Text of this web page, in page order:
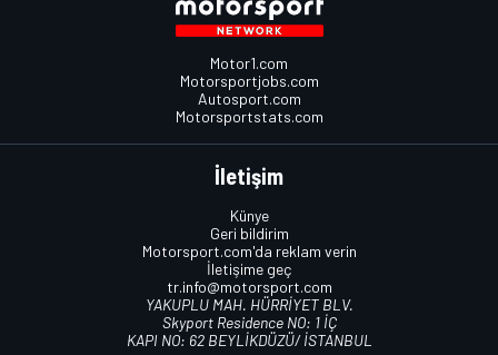
Motor1.com
Motorsportjobs.com
Autosport.com
Motorsportstats.com
İletişim
Künye
Geri bildirim
Motorsport.com'da reklam verin
İletişime geç
tr.info@motorsport.com
YAKUPLU MAH. HÜRRİYET BLV.
Skyport Residence NO: 1 İÇ
KAPI NO: 62 BEYLİKDÜZÜ/ İSTANBUL